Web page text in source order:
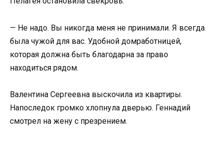
— Не надо. Вы никогда меня не принимали. Я всегда
была чужой для вас. Удобной домработницей,
которая должна быть благодарна за право
находиться рядом.
Валентина Сергеевна выскочила из квартиры.
Напоследок громко хлопнула дверью. Геннадий
смотрел на жену с презрением.